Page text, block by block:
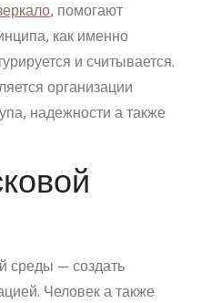
, помогают
как именно
и считывается.
организации
надежности а также
среды — создать
Человек а также